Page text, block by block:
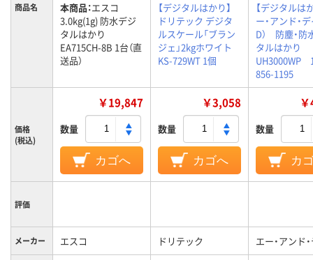
商品名 本商品：エスコ
3.0kg(1g) 防水デジ
タルはかり
EA715CH-8B 1台（直
送品）
【デジタルはかり】
ドリテック デジタ
ルスケール「ブラン
ジェ」2kgホワイト
KS-729WT 1個
【デジタルは
ー・アンド・
D） 防塵・防
タルはかり
856-1195
価格
(税込)
￥19,847
数量
カゴへ
￥3,058
数量
カゴへ
数量
カ
評価
メーカー エスコ ドリテック エー・アンド